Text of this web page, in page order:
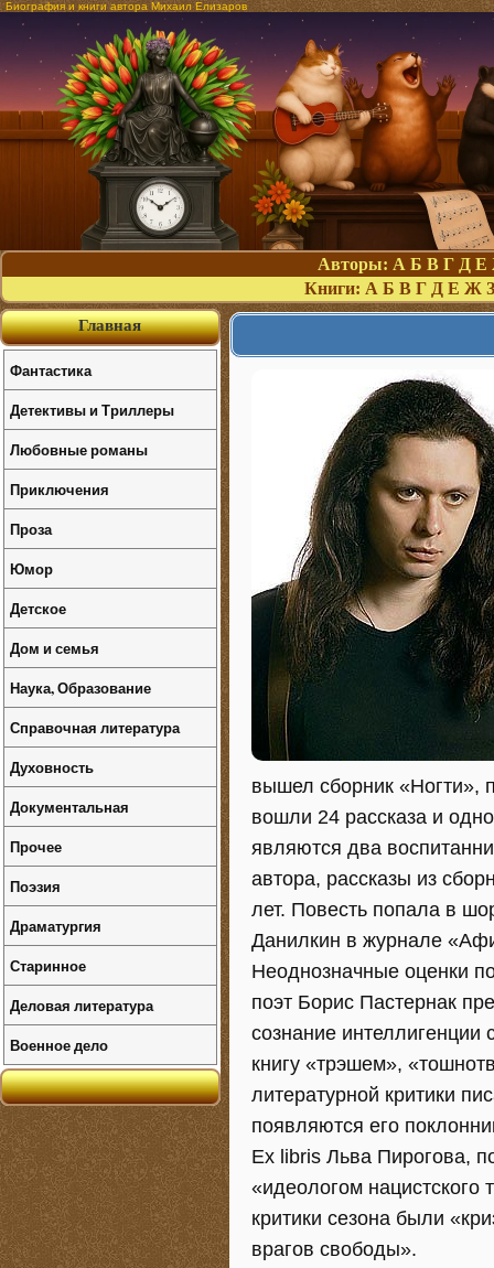
Биография и книги автора Михаил Елизаров
Авторы: А Б В Г Д Е
Книги: А Б В Г Д Е Ж З
вышел сборник «Ногти»,
вошли 24 рассказа и
являются два
автора, рассказы из
лет. Повесть попала в
Данилкин в журнале
Неоднозначные оценки
поэт Борис Пастернак
сознание интеллигенции
книгу «трэшем»,
литературной критики
появляются его
Ex libris Льва Пирогова,
«идеологом
критики сезона были
врагов свободы».
Главная
Фантастика
Детективы и Триллеры
Любовные романы
Приключения
Проза
Юмор
Детское
Дом и семья
Наука, Образование
Справочная литература
Духовность
Документальная
Прочее
Поэзия
Драматургия
Старинное
Деловая литература
Военное дело